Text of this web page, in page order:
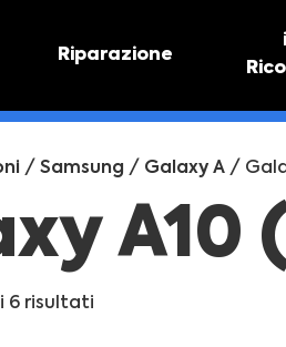
Riparazione
PREVENTIVO
Preventivo online
/ Samsung / Galaxy A /
A10
6 risultati